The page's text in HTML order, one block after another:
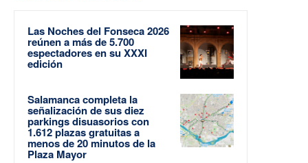
Las Noches del Fonseca 2026
reúnen a más de 5.700
espectadores en su XXXI
edición
Salamanca completa la
señalización de sus diez
parkings disuasorios con
1.612 plazas gratuitas a
menos de 20 minutos de la
Plaza Mayor